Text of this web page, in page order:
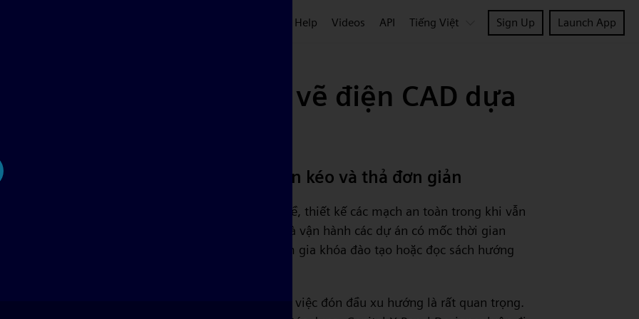
Help Videos API Tiếng Việt Sign Up Launch App
Lợi ích của phần mềm vẽ điện CAD dựa
Không cần thiết lập và cài đặt, chỉ cần kéo và thả đơn giản
Chúng tôi biết các kỹ sư điện có trách nhiệm nặng nề, thiết kế các mạch an toàn trong khi vẫn
giữ chi phí ở mức thấp, bên cạnh việc thử nghiệm và vận hành các dự án có mốc thời gian
nghiêm ngặt. Điều cuối cùng họ có thời gian là tham gia khóa đào tạo hoặc đọc sách hướng
Trong thế giới kỹ thuật điện phát triển nhanh chóng, việc đón đầu xu hướng là rất quan trọng.